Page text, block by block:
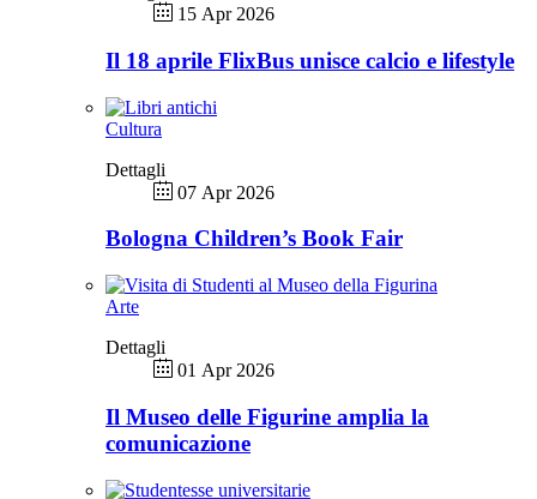
15 Apr 2026
Il 18 aprile FlixBus unisce calcio e lifestyle
Cultura
Dettagli
07 Apr 2026
Bologna Children’s Book Fair
Arte
Dettagli
01 Apr 2026
Il Museo delle Figurine amplia la
comunicazione